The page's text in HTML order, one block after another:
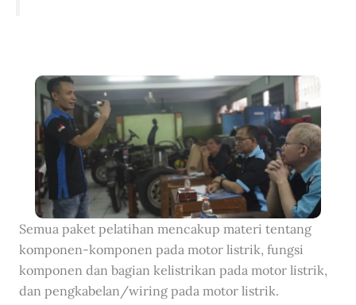
Semua paket pelatihan mencakup materi tentang
komponen-komponen pada motor listrik, fungsi
komponen dan bagian kelistrikan pada motor listrik,
dan pengkabelan/wiring pada motor listrik.